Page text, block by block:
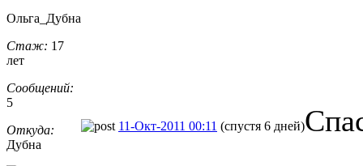
Ольга_Дубна
Стаж: 17
лет
Сообщений:
5
Откуда:
Дубна
11-Окт-2011 00:11 (спустя 6 дней)